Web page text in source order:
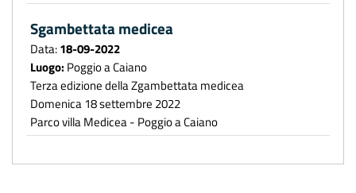
Sgambettata medicea
Data:18-09-2022
Luogo: Poggio a Caiano
Terza edizione della Zgambettata medicea
Domenica 18 settembre 2022
Parco villa Medicea - Poggio a Caiano